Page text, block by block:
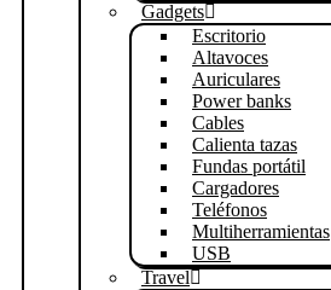
Gadgets
Escritorio
Altavoces
Auriculares
Power banks
Cables
Calienta tazas
Fundas portátil
Cargadores
Teléfonos
Multiherramientas
USB
Travel